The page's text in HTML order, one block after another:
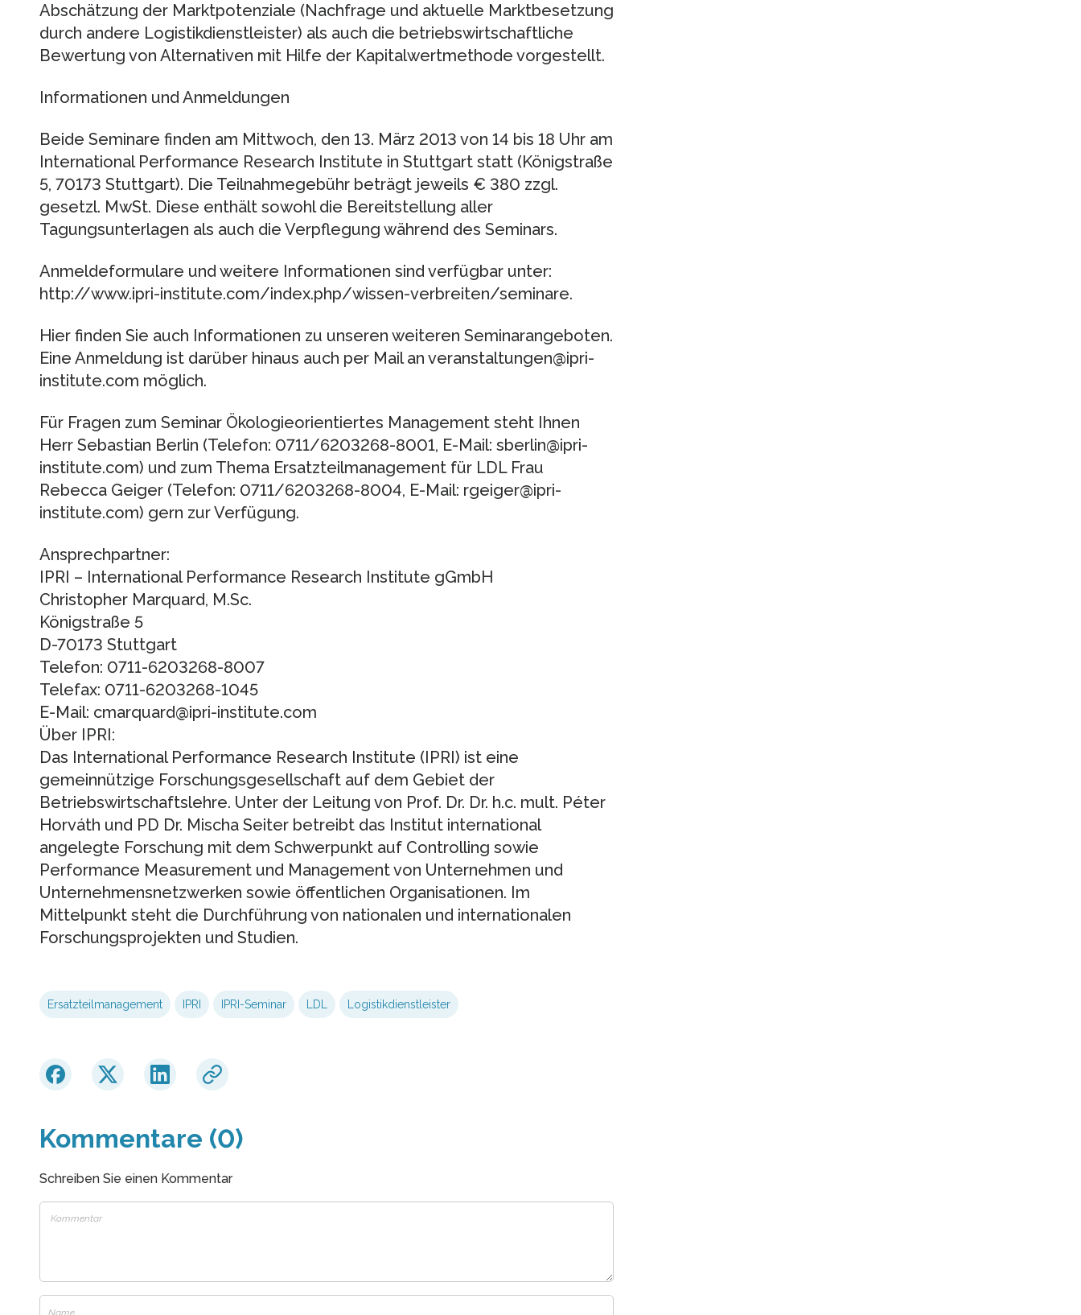
Abschätzung der Marktpotenziale (Nachfrage und aktuelle Marktbesetzung
durch andere Logistikdienstleister) als auch die betriebswirtschaftliche
Bewertung von Alternativen mit Hilfe der Kapitalwertmethode vorgestellt.
Informationen und Anmeldungen
Beide Seminare finden am Mittwoch, den 13. März 2013 von 14 bis 18 Uhr am
International Performance Research Institute in Stuttgart statt (Königstraße
5, 70173 Stuttgart). Die Teilnahmegebühr beträgt jeweils € 380 zzgl.
gesetzl. MwSt. Diese enthält sowohl die Bereitstellung aller
Tagungsunterlagen als auch die Verpflegung während des Seminars.
Anmeldeformulare und weitere Informationen sind verfügbar unter:
http://www.ipri-institute.com/index.php/wissen-verbreiten/seminare.
Hier finden Sie auch Informationen zu unseren weiteren Seminarangeboten.
Eine Anmeldung ist darüber hinaus auch per Mail an veranstaltungen@ipri-
institute.com möglich.
Für Fragen zum Seminar Ökologieorientiertes Management steht Ihnen
Herr Sebastian Berlin (Telefon: 0711/6203268-8001, E-Mail: sberlin@ipri-
institute.com) und zum Thema Ersatzteilmanagement für LDL Frau
Rebecca Geiger (Telefon: 0711/6203268-8004, E-Mail: rgeiger@ipri-
institute.com) gern zur Verfügung.
Ansprechpartner:
IPRI – International Performance Research Institute gGmbH
Christopher Marquard, M.Sc.
Königstraße 5
D-70173 Stuttgart
Telefon: 0711-6203268-8007
Telefax: 0711-6203268-1045
E-Mail: cmarquard@ipri-institute.com
Über IPRI:
Das International Performance Research Institute (IPRI) ist eine
gemeinnützige Forschungsgesellschaft auf dem Gebiet der
Betriebswirtschaftslehre. Unter der Leitung von Prof. Dr. Dr. h.c. mult. Péter
Horváth und PD Dr. Mischa Seiter betreibt das Institut international
angelegte Forschung mit dem Schwerpunkt auf Controlling sowie
Performance Measurement und Management von Unternehmen und
Unternehmensnetzwerken sowie öffentlichen Organisationen. Im
Mittelpunkt steht die Durchführung von nationalen und internationalen
Forschungsprojekten und Studien.
Ersatzteilmanagement IPRI IPRI-Seminar LDL Logistikdienstleister
Kommentare (0)
Schreiben Sie einen Kommentar